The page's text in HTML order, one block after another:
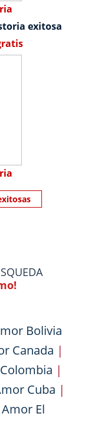
exitosa
Bolivia
Canada |
|
Cuba |
Amor El